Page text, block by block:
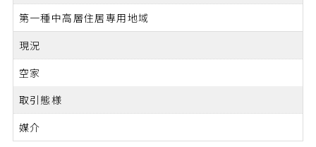
第一種中高層住居専用地域
現況
空家
取引態様
媒介